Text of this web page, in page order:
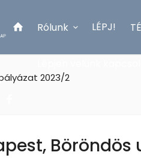
Rólunk LÉPJ!
2023/2
Böröndös